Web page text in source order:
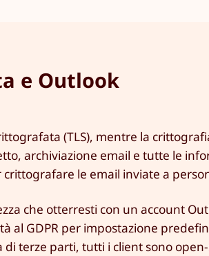
e Outlook
(TLS), mentre la
archiviazione email e tutte le
le email inviate a
che otterresti con un account
al GDPR per impostazione
terze parti, tutti i client sono